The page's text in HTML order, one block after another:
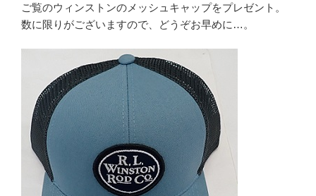
ご覧のウィンストンのメッシュキャップをプレゼント。
数に限りがございますので、どうぞお早めに…。